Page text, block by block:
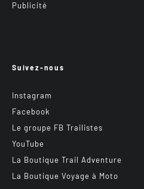
Publicité
Suivez-nous
Instagram
Facebook
Le groupe FB Trailistes
YouTube
La Boutique Trail Adventure
La Boutique Voyage à Moto